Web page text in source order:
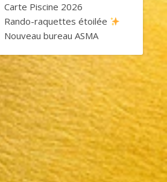
Carte Piscine 2026
Rando-raquettes étoilée
Nouveau bureau ASMA